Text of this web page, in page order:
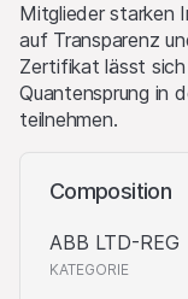
Mitglieder starken
auf Transparenz
Zertifikat lässt
Quantensprung in
teilnehmen.
Composition
ABB LTD-REG
KATEGORIE
Performance
Die vergangene
Garantie für die
oder Basiswertes.